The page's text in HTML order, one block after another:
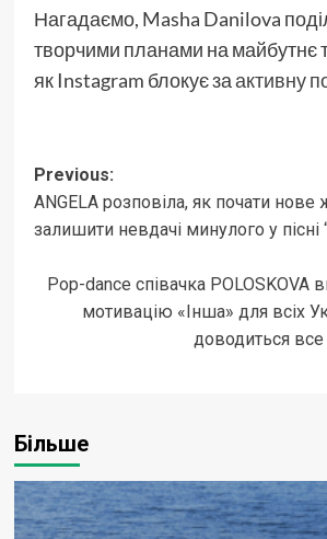
Нагадаємо, Masha Danilova
творчими планами на майбутнє
як Instagram блокує заактивну
Post
navigation
Previous:
ANGELA розповіла, як почати нове
залишити невдачі минулого у пісні
Pop-dance співачка POLOSKOVA
мотивацію «Інша» для всіх
доводиться все
Більше